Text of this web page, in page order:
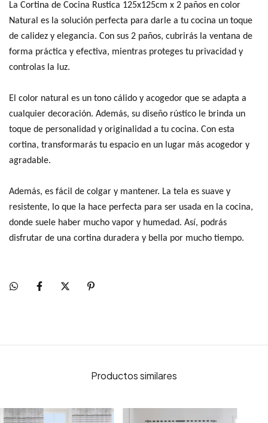
La Cortina de Cocina Rustica 125x125cm x 2 paños en color
Natural es la solución perfecta para darle a tu cocina un toque
de calidez y elegancia. Con sus 2 paños, cubrirás la ventana de
forma práctica y efectiva, mientras proteges tu privacidad y
controlas la luz.
El color natural es un tono cálido y acogedor que se adapta a
cualquier decoración. Además, su diseño rústico le brinda un
toque de personalidad y originalidad a tu cocina. Con esta
cortina, transformarás tu espacio en un lugar más acogedor y
agradable.
Además, es fácil de colgar y mantener. La tela es suave y
resistente, lo que la hace perfecta para ser usada en la cocina,
donde suele haber mucho vapor y humedad. Así, podrás
disfrutar de una cortina duradera y bella por mucho tiempo.
Productos similares